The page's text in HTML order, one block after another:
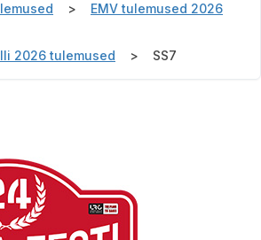
EMV tulemused 2026
2026 tulemused SS7